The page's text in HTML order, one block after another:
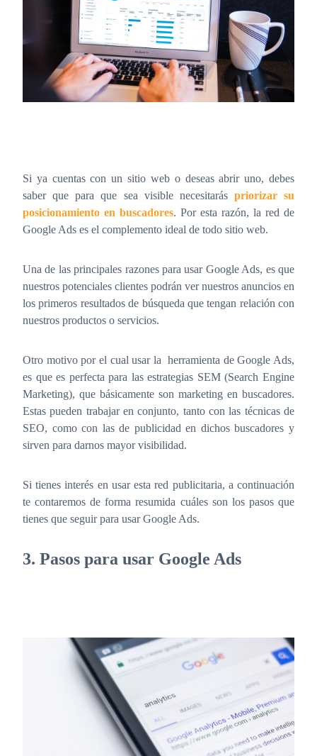
Si ya cuentas con un sitio web o deseas abrir uno, debes
saber que para que sea visible necesitarás priorizar su
posicionamiento en buscadores. Por esta razón, la red de
Google Ads es el complemento ideal de todo sitio web.
Una de las principales razones para usar Google Ads, es que
nuestros potenciales clientes podrán ver nuestros anuncios en
los primeros resultados de búsqueda que tengan relación con
nuestros productos o servicios.
Otro motivo por el cual usar la herramienta de Google Ads,
es que es perfecta para las estrategias SEM (Search Engine
Marketing), que básicamente son marketing en buscadores.
Estas pueden trabajar en conjunto, tanto con las técnicas de
SEO, como con las de publicidad en dichos buscadores y
sirven para darnos mayor visibilidad.
Si tienes interés en usar esta red publicitaria, a continuación
te contaremos de forma resumida cuáles son los pasos que
tienes que seguir para usar Google Ads.
3. Pasos para usar Google Ads